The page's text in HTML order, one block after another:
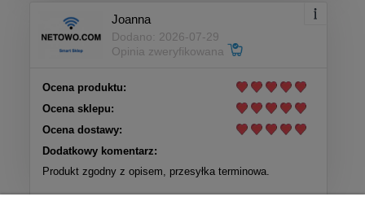
Joanna
Dodano: 2026-07-29
Opinia zweryfikowana
Ocena produktu:
Ocena sklepu:
Ocena dostawy:
Dodatkowy komentarz:
Produkt zgodny z opisem, przesyłka terminowa.